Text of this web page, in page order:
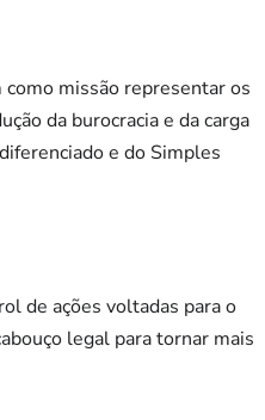
missão representar os
da burocracia e da carga
e do Simples
de ações voltadas para o
legal para tornar mais